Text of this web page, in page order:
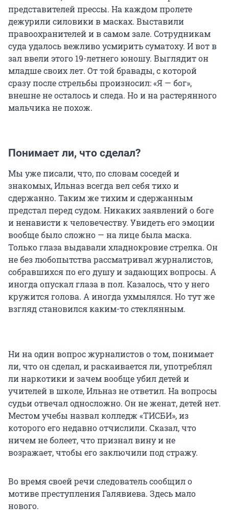
представителей прессы. На каждом пролете
дежурили силовики в масках. Выставили
правоохранителей и в самом зале. Сотрудникам
суда удалось вежливо усмирить суматоху. И вот в
зал ввели этого 19-летнего юношу. Выглядит он
младше своих лет. От той бравады, с которой
сразу после стрельбы произносил: «Я — бог»,
внешне не осталось и следа. Но и на растерянного
мальчика не похож.
Понимает ли, что сделал?
Мы уже писали, что, по словам соседей и
знакомых, Ильназ всегда вел себя тихо и
сдержанно. Таким же тихим и сдержанным
предстал перед судом. Никаких заявлений о боге
и ненависти к человечеству. Увидеть его эмоции
вообще было сложно — на лице была маска.
Только глаза выдавали хладнокровие стрелка. Он
не без любопытства рассматривал журналистов,
собравшихся по его душу и задающих вопросы. А
иногда опускал глаза в пол. Казалось, что у него
кружится голова. А иногда ухмылялся. Но тут же
взгляд становился каким-то стеклянным.
Ни на один вопрос журналистов о том, понимает
ли, что он сделал, и раскаивается ли, употреблял
ли наркотики и зачем вообще убил детей и
учителей в школе, Ильназ не ответил. На вопросы
судьи отвечал односложно. Он не женат, детей нет.
Местом учебы назвал колледж «ТИСБИ», из
которого его недавно отчислили. Сказал, что
ничем не болеет, что признал вину и не
возражает, чтобы его заключили под стражу.
Во время своей речи следователь сообщил о
мотиве преступления Галявиева. Здесь мало
нового.